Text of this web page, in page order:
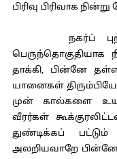
பிரிவு பிரிவாக
நகர்ப்
பெருந்தொகுதியாக
தாக்கி, பின்னே
யானைகள்
முன் கால்களை
வீரர்கள்
துண்டிக்கப்
அலறியவாறே